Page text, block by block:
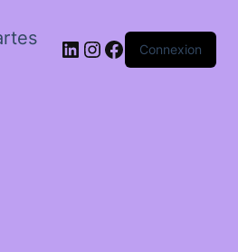
LinkedIn
Instagram
Facebook
Connexion